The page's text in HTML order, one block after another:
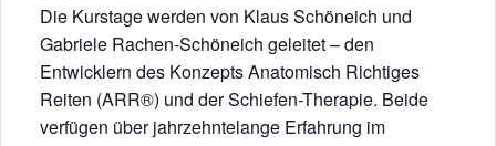
Die Kurstage werden von Klaus Schöneich und
Gabriele Rachen-Schöneich geleitet – den
Entwicklern des Konzepts Anatomisch Richtiges
Reiten (ARR®) und der Schiefen-Therapie. Beide
verfügen über jahrzehntelange Erfahrung im